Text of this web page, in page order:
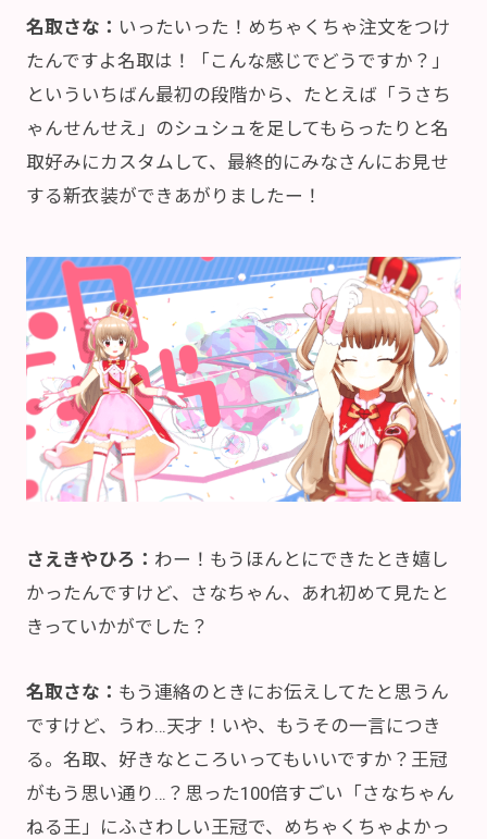
名取さな： いったいった！めちゃくちゃ注文をつけ
たんですよ名取は！「こんな感じでどうですか？」
といういちばん最初の段階から、たとえば「うさち
ゃんせんせえ」のシュシュを足してもらったりと名
取好みにカスタムして、最終的にみなさんにお見せ
する新衣装ができあがりましたー！
さえきやひろ： わー！もうほんとにできたとき嬉し
かったんですけど、さなちゃん、あれ初めて見たと
きっていかがでした？
名取さな： もう連絡のときにお伝えしてたと思うん
ですけど、うわ…天才！いや、もうその一言につき
る。名取、好きなところいってもいいですか？王冠
がもう思い通り…？思った100倍すごい「さなちゃん
ねる王」にふさわしい王冠で、めちゃくちゃよかっ